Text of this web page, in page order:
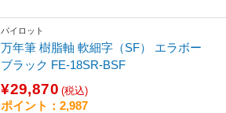
パイロット
万年筆 樹脂軸 軟細字（SF） エラボー
ブラック FE-18SR-BSF
¥29,870 (税込)
ポイント：2,987